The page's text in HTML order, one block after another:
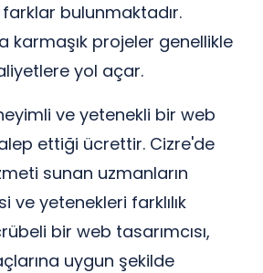
bulunmaktadır.
karmaşık projeler genellikle
yol açar.
ve yetenekli bir web
ettiği ücrettir. Cizre'de
sunan uzmanların
ve yetenekleri farklılık
bir web tasarımcısı,
uygun şekilde